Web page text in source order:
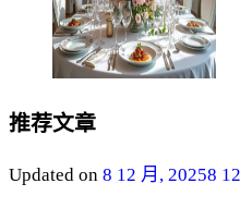
推荐文章
Updated on 8 12 月, 20258